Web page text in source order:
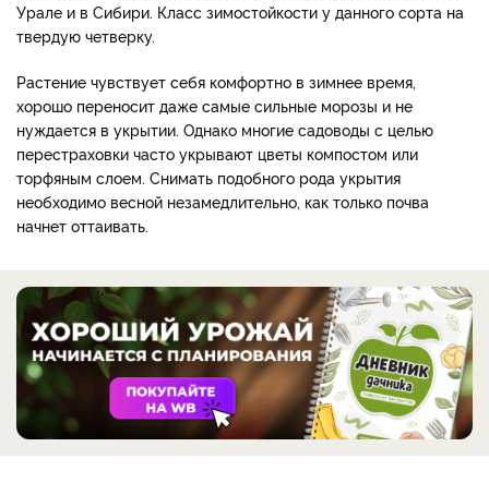
Урале и в Сибири. Класс зимостойкости у данного сорта на
твердую четверку.
Растение чувствует себя комфортно в зимнее время,
хорошо переносит даже самые сильные морозы и не
нуждается в укрытии. Однако многие садоводы с целью
перестраховки часто укрывают цветы компостом или
торфяным слоем. Снимать подобного рода укрытия
необходимо весной незамедлительно, как только почва
начнет оттаивать.